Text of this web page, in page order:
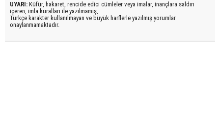
UYARI: Küfür, hakaret, rencide edici cümleler veya imalar, inançlara saldırı
içeren, imla kuralları ile yazılmamış,
Türkçe karakter kullanılmayan ve büyük harflerle yazılmış yorumlar
onaylanmamaktadır.